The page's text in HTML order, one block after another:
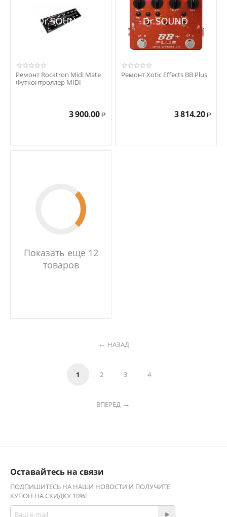
Ремонт Rocktron Midi Mate
Футконтроллер MIDI
3 900.00 Р
Ремонт Xotic Effects BB Plus
3 814.20 Р
Показать еще 12
товаров
НАЗАД
1 2 3 4
ВПЕРЕД
Оставайтесь на связи
ПОДПИШИТЕСЬ НА НАШИ НОВОСТИ И ПОЛУЧИТЕ
КУПОН НА СКИДКУ 10%!